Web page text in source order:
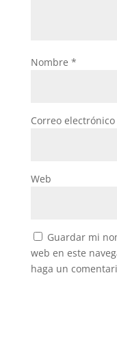
Nombre *
Correo electrónico
Web
Guardar mi
web en este
haga un